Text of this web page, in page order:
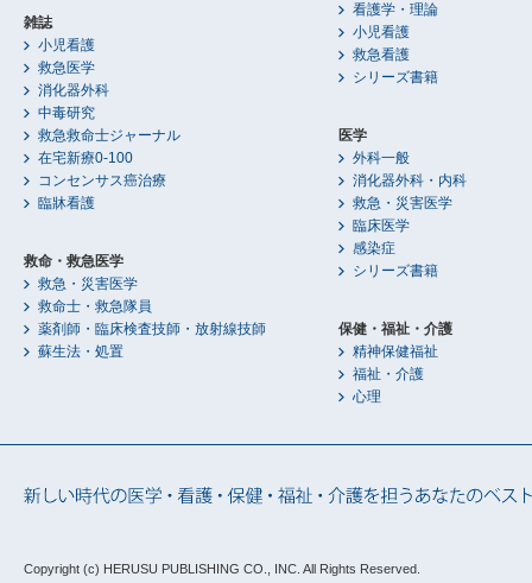
雑誌
小児看護
救急医学
消化器外科
中毒研究
救急救命士ジャーナル
在宅新療0-100
コンセンサス癌治療
臨牀看護
救命・救急医学
救急・災害医学
救命士・救急隊員
薬剤師・臨床検査技師・放射線技師
蘇生法・処置
看護学・理論
小児看護
救急看護
シリーズ書籍
医学
外科一般
消化器外科・内科
救急・災害医学
臨床医学
感染症
シリーズ書籍
保健・福祉・介護
精神保健福祉
福祉・介護
心理
Copyright (c) HERUSU PUBLISHING CO., INC. All Rights Reserved.